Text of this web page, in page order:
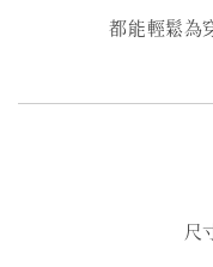
都能輕鬆為
尺